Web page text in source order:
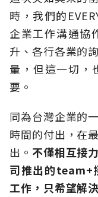
時，我們的
企業工作溝通協
升、各行各業的
量，但這一切，
要。
同為台灣企業的
時間的付出，在
出。 不僅相互接
司推出的team+
工作，只希望解